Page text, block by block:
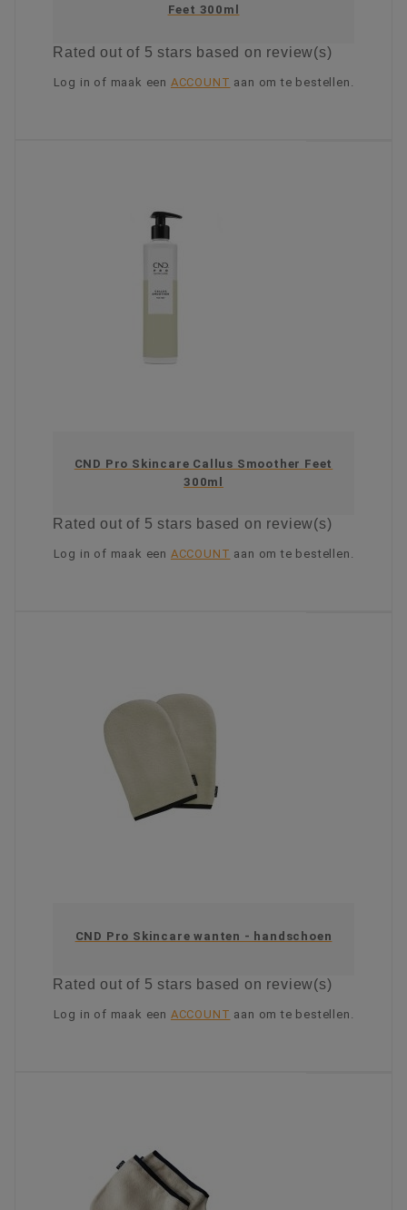
Feet 300ml
Ratedout of 5 stars based on review(s)
Log in of maak een ACCOUNT aan om te bestellen.
CND Pro Skincare Callus Smoother Feet
300ml
Ratedout of 5 stars based on review(s)
Log in of maak een ACCOUNT aan om te bestellen.
CND Pro Skincare wanten - handschoen
Ratedout of 5 stars based on review(s)
Log in of maak een ACCOUNT aan om te bestellen.